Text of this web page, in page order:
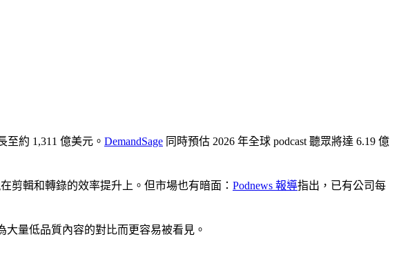
至約 1,311 億美元。 DemandSage 同時預估 2026 年全球 podcast 聽眾將達 6.19 億
剪輯和轉錄的效率提升上。但市場也有暗面： Podnews 報導指出，已有公司每
量低品質內容的對比而更容易被看見。